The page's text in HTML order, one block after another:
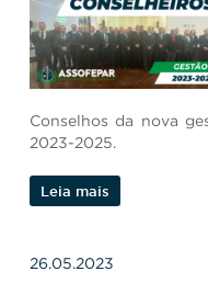
Conselhos da nova
2023-2025.
Leia mais
26.05.2023